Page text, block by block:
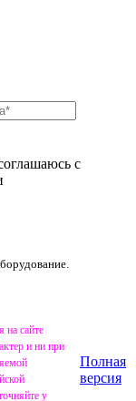
с
на сайте
и ни при
у
Полная
версия